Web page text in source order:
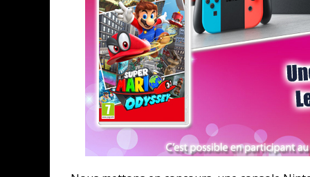
YOSHI AND THE MYSTERIOUS